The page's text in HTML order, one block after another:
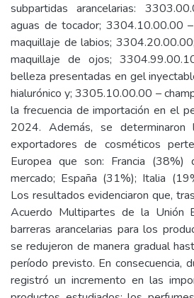
subpartidas arancelarias:
aguas de tocador; 3304.10.00.00
maquillaje de labios;
maquillaje de ojos;
belleza presentadas en gel
hialurónico y; 3305.10.00.00 –
la frecuencia de importación en el
2024. Además, se determinaron
exportadores de cosméticos
Europea que son: Francia (38%)
mercado; España (31%); Italia
Los resultados evidenciaron que,
Acuerdo Multipartes de la Unión
barreras arancelarias para los
se redujeron de manera gradual
período previsto. En consecuencia,
registró un incremento en las